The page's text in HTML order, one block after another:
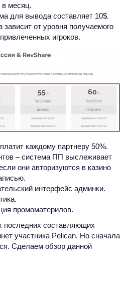
месяц.
для вывода составляет 10$.
зависит от уровня получаемого
игроков.
каждому партнеру 50%.
– система ПП выслеживает
они авторизуются в казино
интерфейс админки.
промоматерилов.
последних составляющих
участника Pelican. Но сначала
Сделаем обзор данной